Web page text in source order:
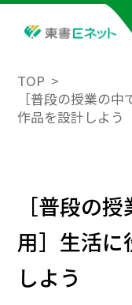
TOP
［普段の授業の
作品を設計しよう
［普段の
用］生活に
しよう